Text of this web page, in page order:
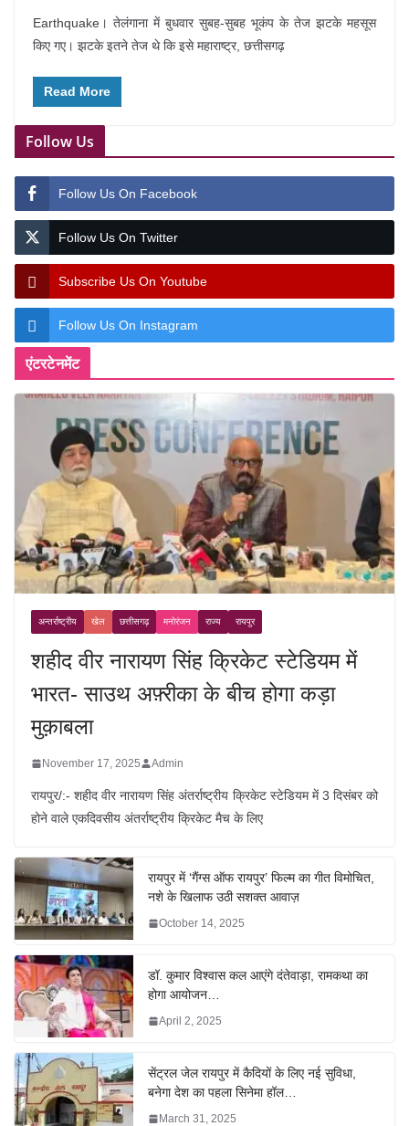
Earthquake। तेलंगाना में बुधवार सुबह-सुबह भूकंप के तेज झटके महसूस
किए गए। झटके इतने तेज थे कि इसे महाराष्ट्र, छत्तीसगढ़
Read More
Follow Us
Follow Us On Facebook
Follow Us On Twitter
Subscribe Us On Youtube
Follow Us On Instagram
एंटरटेनमेंट
अन्तर्राष्ट्रीय खेल छत्तीसगढ़ मनोरंजन राज्य रायपुर
शहीद वीर नारायण सिंह क्रिकेट स्टेडियम में
भारत- साउथ अफ़्रीका के बीच होगा कड़ा
मुक़ाबला
November 17, 2025 Admin
रायपुर/:- शहीद वीर नारायण सिंह अंतर्राष्ट्रीय क्रिकेट स्टेडियम में 3 दिसंबर को
होने वाले एकदिवसीय अंतर्राष्ट्रीय क्रिकेट मैच के लिए
रायपुर में ‘गैंग्स ऑफ रायपुर’ फिल्म का गीत विमोचित,
नशे के खिलाफ उठी सशक्त आवाज़
October 14, 2025
डॉ. कुमार विश्वास कल आएंगे दंतेवाड़ा, रामकथा का
होगा आयोजन…
April 2, 2025
सेंट्रल जेल रायपुर में कैदियों के लिए नई सुविधा,
बनेगा देश का पहला सिनेमा हॉल…
March 31, 2025